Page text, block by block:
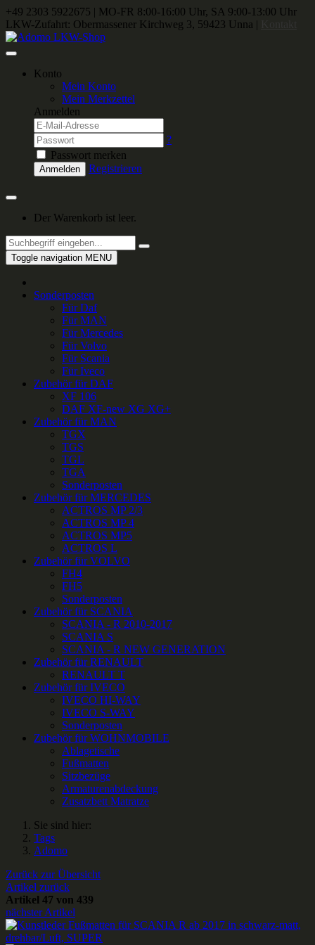
+49 2303 5922675 | MO-FR 8:00-16:00 Uhr, SA 9:00-13:00 Uhr
LKW-Zufahrt: Obermassener Kirchweg 3, 59423 Unna |
Konto
Mein Konto
Mein Merkzettel
Anmelden
?
Passwort merken
Anmelden Registrieren
Der Warenkorb ist leer.
Toggle navigation MENU
Sonderposten
Für Daf
Für MAN
Für Mercedes
Für Volvo
Für Scania
Für Iveco
Zubehör für DAF
XF 106
DAF XF-new XG XG+
Zubehör für MAN
TGX
TGS
TGL
TGA
Sonderposten
Zubehör für MERCEDES
ACTROS MP 2/3
ACTROS MP 4
ACTROS MP5
ACTROS L
Zubehör für VOLVO
FH4
FH5
Sonderposten
Zubehör für SCANIA
SCANIA - R 2010-2017
SCANIA S
SCANIA - R NEW GENERATION
Zubehör für RENAULT
RENAULT T
Zubehör für IVECO
IVECO HI-WAY
IVECO S-WAY
Sonderposten
Zubehör für WOHNMOBILE
Ablagetische
Fußmatten
Sitzbezüge
Armaturenabdeckung
Zusatzbett Matratze
Sie sind hier:
Tags
Adomo
Zurück zur Übersicht
Artikel zurück
Artikel 47 von 439
nächster Artikel